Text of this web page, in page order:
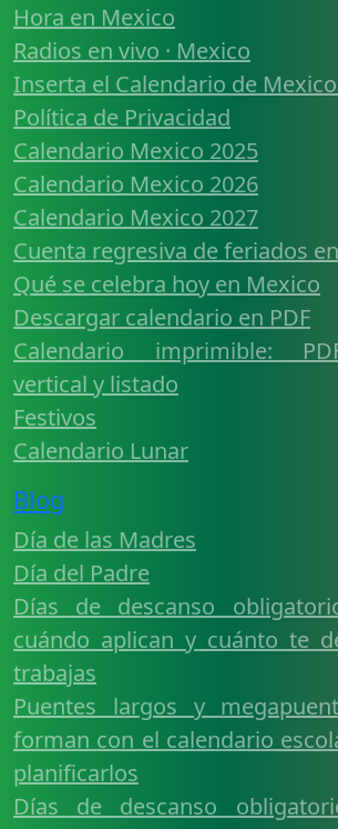
Hora en Mexico
Radios en vivo · Mexico
Inserta el Calendario de
Política de Privacidad
Calendario Mexico 2025
Calendario Mexico 2026
Calendario Mexico 2027
Cuenta regresiva de feriados
Qué se celebra hoy en Mexico
Descargar calendario en PDF
Calendario imprimible:
vertical y listado
Festivos
Calendario Lunar
Blog
Día de las Madres
Día del Padre
Días de descanso
cuándo aplican y cuánto te
trabajas
Puentes largos y
forman con el calendario
planificarlos
Días de descanso